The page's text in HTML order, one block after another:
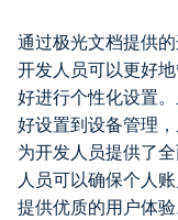
通过极光文档提供
开发人员可以更好
好进行个性化设置
好设置到设备管理
为开发人员提供了
人员可以确保个人
提供优质的用户体验